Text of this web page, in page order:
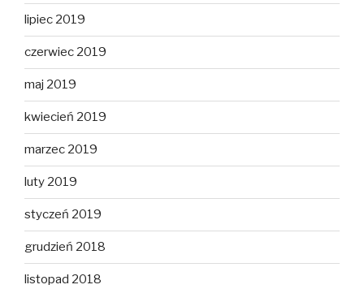
lipiec 2019
czerwiec 2019
maj 2019
kwiecień 2019
marzec 2019
luty 2019
styczeń 2019
grudzień 2018
listopad 2018